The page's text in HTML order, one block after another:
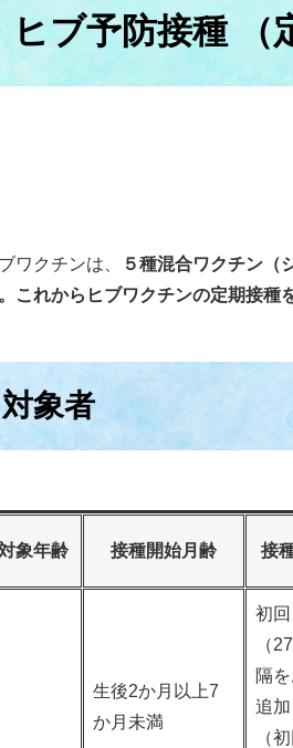
ヒブ予防接種 （
ワクチンは、
５種混合ワクチン（
これからヒブワクチンの定期接種
対象者
象年齢 接種開始月齢 接
生後2か月以上7
か月未満
初回
（
隔
追加
（